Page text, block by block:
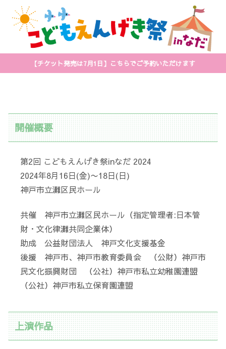
【チケット発売は7月1日】こちらでご予約いただけます
開催概要
第2回 こどもえんげき祭inなだ 2024
2024年8月16日(金)〜18日(日)
神戸市立灘区民ホール
共催 神戸市立灘区民ホール（指定管理者:日本管
財・文化律灘共同企業体）
助成 公益財団法人 神戸文化支援基金
後援 神戸市、神戸市教育委員会 （公財）神戸市
民文化振興財団 （公社）神戸市私立幼稚園連盟
（公社）神戸市私立保育園連盟
上演作品